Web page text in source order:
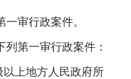
审行政案件。
第一审行政案件：
以上地方人民政府所